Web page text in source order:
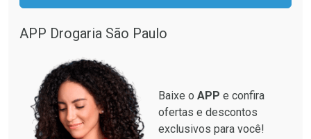
APP Drogaria São Paulo
Baixe o APP e confira
ofertas e descontos
exclusivos para você!